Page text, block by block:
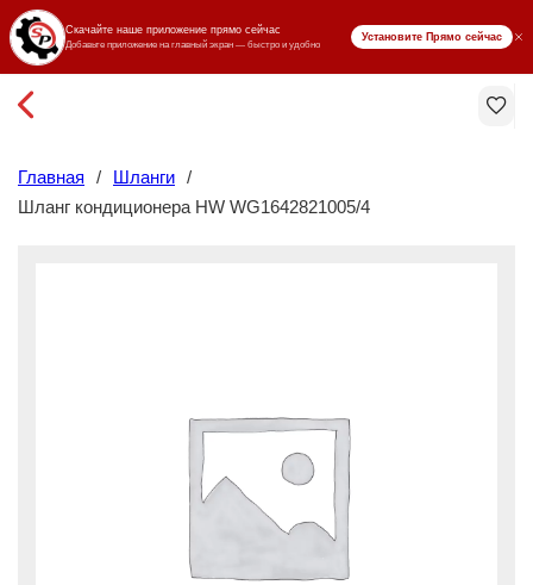
₸ KZT
Главная / Шланги /
Шланг кондиционера HW WG1642821005/4